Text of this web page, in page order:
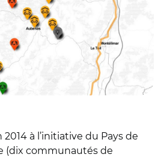
2014 à l’initiative du Pays de
(dix communautés de